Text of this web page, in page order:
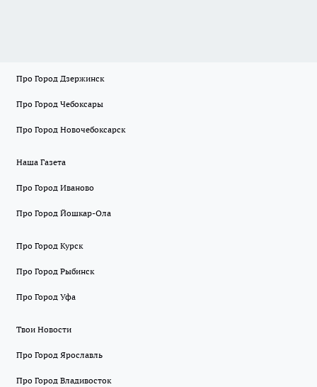
Про Город Дзержинск
Про Город Чебоксары
Про Город Новочебоксарск
Наша Газета
Про Город Иваново
Про Город Йошкар-Ола
Про Город Курск
Про Город Рыбинск
Про Город Уфа
Твои Новости
Про Город Ярославль
Про Город Владивосток